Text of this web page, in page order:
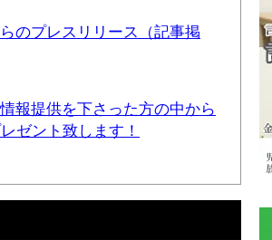
のプレスリリース（記事掲
報提供を下さった方の中から
ゼント致します！